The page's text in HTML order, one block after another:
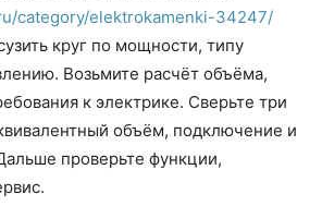
category/elektrokamenki-34247/
круг по мощности, типу
Возьмите расчёт объёма,
к электрике. Сверьте три
объём, подключение и
проверьте функции,